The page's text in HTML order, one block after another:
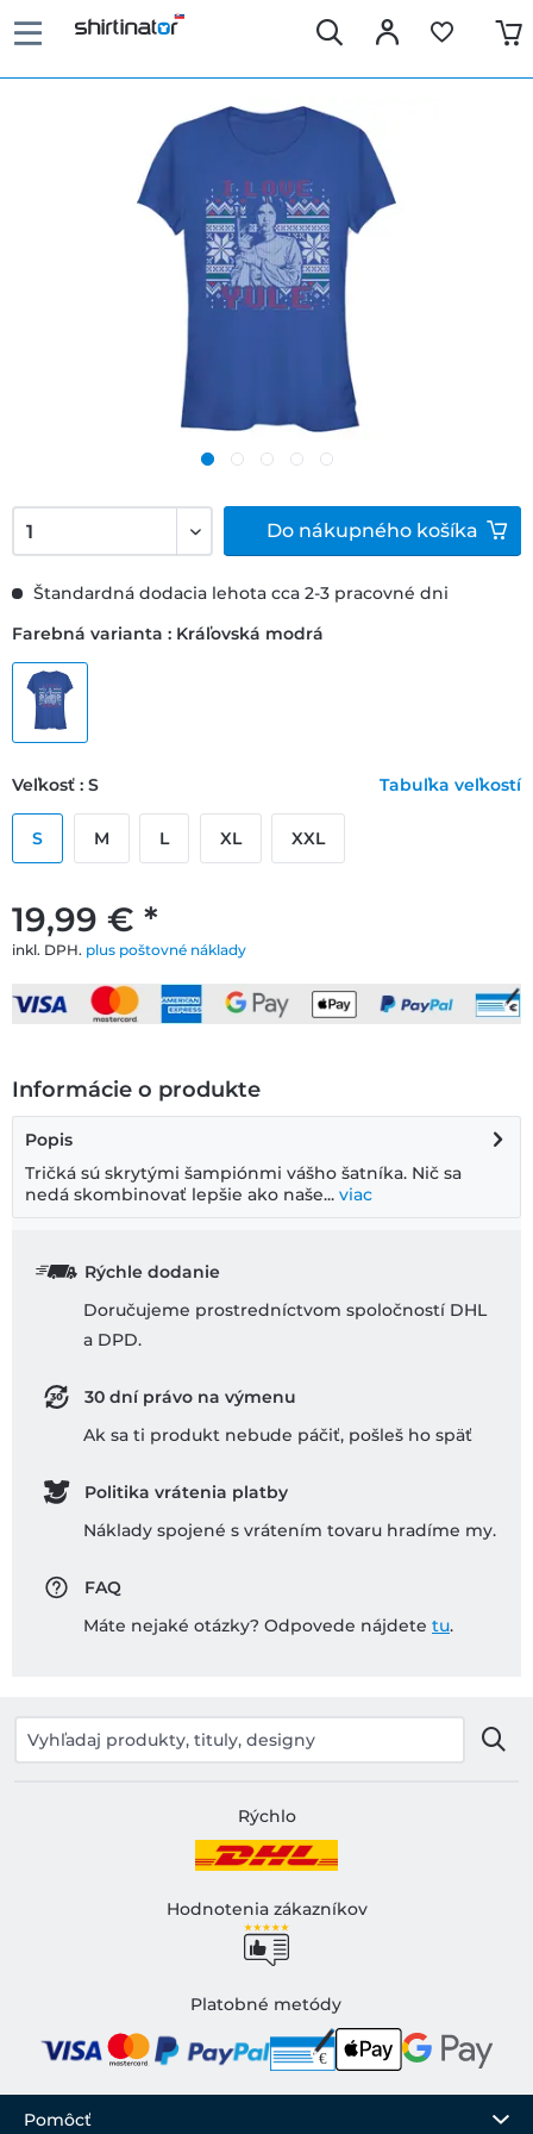
19,99 € *
inkl. DPH. plus poštovné náklady
Štandardná dodacia lehota cca 2-3 pracovné dni
Farebná varianta : Kráľovská modrá
Veľkosť : S Tabuľka veľkostí
S M L XL XXL
Do nákupného košíka
Informácie o produkte
Popis
Tričká sú skrytými šampiónmi vášho šatníka. Nič sa
nedá skombinovať lepšie ako naše... viac
Rýchle dodanie
Doručujeme prostredníctvom spoločností DHL
a DPD.
30 dní právo na výmenu
Ak sa ti produkt nebude páčiť, pošleš ho späť
Politika vrátenia platby
Náklady spojené s vrátením tovaru hradíme my.
FAQ
Máte nejaké otázky? Odpovede nájdete tu.
Rýchlo
Hodnotenia zákazníkov
Platobné metódy
Pomôcť